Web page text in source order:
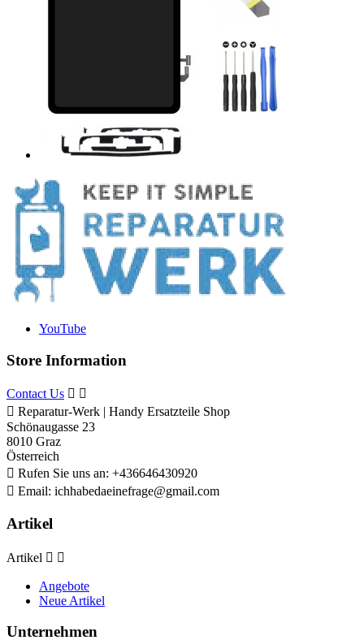
YouTube
Store Information
Contact Us  
 Reparatur-Werk | Handy Ersatzteile Shop
Schönaugasse 23
8010 Graz
Österreich
 Rufen Sie uns an: +436646430920
 Email: ichhabedaeinefrage@gmail.com
Artikel
Artikel  
Angebote
Neue Artikel
Unternehmen